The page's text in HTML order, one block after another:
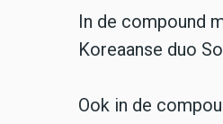
In de compound
Koreaanse duo
Ook in de